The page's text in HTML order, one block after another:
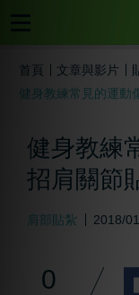
首頁 文章與影片
健身教練常見的運動
健身教練
招肩關節
肩部貼紮 2018/
0